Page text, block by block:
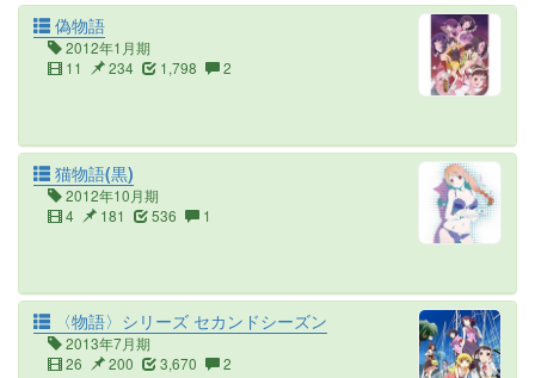
偽物語
2012年1月期
11
234 1,798 2
猫物語(黒)
2012年10月期
4
181 536 1
〈物語〉シリーズ セカンドシーズン
2013年7月期
26
200 3,670 2